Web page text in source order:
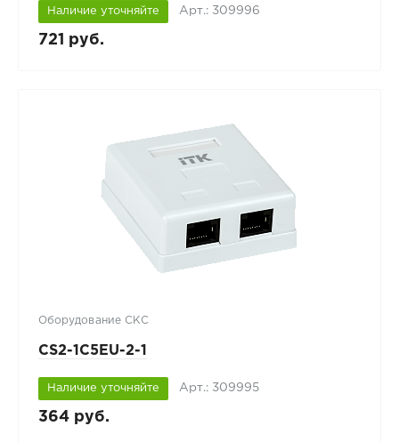
Наличие уточняйте Арт.: 309996
721 руб.
Оборудование СКС
CS2-1C5EU-2-1
Наличие уточняйте Арт.: 309995
364 руб.